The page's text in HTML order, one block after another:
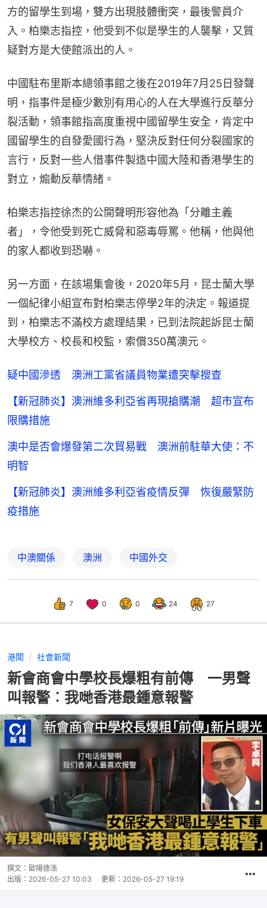
方的留學生到場，雙方出現肢體衝突，最後警員介
入。柏樂志指控，他受到不似是學生的人襲擊，又質
疑對方是大使館派出的人。
中國駐布里斯本總領事館之後在2019年7月25日發聲
明，指事件是極少數別有用心的人在大學進行反華分
裂活動，領事館指高度重視中國留學生安全，肯定中
國留學生的自發愛國行為，堅決反對任何分裂國家的
言行，反對一些人借事件製造中國大陸和香港學生的
對立，煽動反華情緒。
柏樂志指控徐杰的公開聲明形容他為「分離主義
者」，令他受到死亡威脅和惡毒辱罵。他稱，他與他
的家人都收到恐嚇。
另一方面，在該場集會後，2020年5月，昆士蘭大學
一個紀律小組宣布對柏樂志停學2年的決定。報道提
到，柏樂志不滿校方處理結果，已到法院起訴昆士蘭
大學校方、校長和校監，索償350萬澳元。
疑中國滲透 澳洲工黨省議員物業遭突擊搜查
【新冠肺炎】澳洲維多利亞省再現搶購潮 超市宣布
限購措施
澳中是否會爆發第二次貿易戰 澳洲前駐華大使：不
明智
【新冠肺炎】澳洲維多利亞省疫情反彈 恢復嚴緊防
疫措施
中澳關係 澳洲 中國外交
7 0 0 24 27
港聞 社會新聞
新會商會中學校長爆粗有前傳 一男聲
叫報警︰我哋香港最鍾意報警
撰文： 歐陽德浩
出版： 2026-05-27 10:03 更新： 2026-05-27 19:19